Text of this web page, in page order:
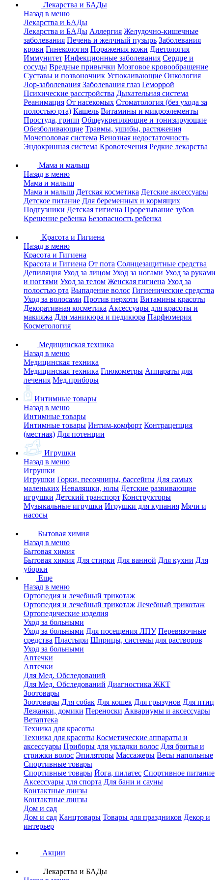
Лекарства и БАДы
Назад в меню
Лекарства и БАДы
Лекарства и БАДы Аллергия Желудочно-кишечные
заболевания Печень и желчный пузырь Заболевания
крови Гинекология Поражения кожи Диетология
Иммунитет Инфекционные заболевания Сердце и
сосуды Вредные привычки Мозговое кровообращение
Суставы и позвоночник Успокаивающие Онкология
Лор-заболевания Заболевания глаз Геморрой
Психические расстройства Дыхательная система
Реанимация От насекомых Стоматология (без ухода за
полостью рта) Кашель Витамины и микроэлементы
Простуда, грипп Общеукрепляющие и тонизирующие
Обезболивающие Травмы, ушибы, растяжения
Мочеполовая система Венозная недостаточность
Эндокринная система Кровотечения Редкие лекарства
Мама и малыш
Назад в меню
Мама и малыш
Мама и малыш Детская косметика Детские аксессуары
Детское питание Для беременных и кормящих
Подгузники Детская гигиена Прорезывание зубов
Крещение ребенка Безопасность ребенка
Красота и Гигиена
Назад в меню
Красота и Гигиена
Красота и Гигиена От пота Солнцезащитные средства
Депиляция Уход за лицом Уход за ногами Уход за руками
и ногтями Уход за телом Женская гигиена Уход за
полостью рта Выпадение волос Гигиенические средства
Уход за волосами Против перхоти Витамины красоты
Декоративная косметика Аксессуары для красоты и
макияжа Для маникюра и педикюра Парфюмерия
Косметология
Медицинская техника
Назад в меню
Медицинская техника
Медицинская техника Глюкометры Аппараты для
лечения Мед.приборы
Интимные товары
Назад в меню
Интимные товары
Интимные товары Интим-комфорт Контрацепция
(местная) Для потенции
Игрушки
Назад в меню
Игрушки
Игрушки Горки, песочницы, бассейны Для самых
маленьких Неваляшки, юлы Детские развивающие
игрушки Детский транспорт Конструкторы
Музыкальные игрушки Игрушки для купания Мячи и
насосы
Бытовая химия
Назад в меню
Бытовая химия
Бытовая химия Для стирки Для ванной Для кухни Для
уборки
Еще
Назад в меню
Ортопедия и лечебный трикотаж
Ортопедия и лечебный трикотаж Лечебный трикотаж
Ортопедические изделия
Уход за больными
Уход за больными Для посещения ЛПУ Перевязочные
средства Пластыри Шприцы, системы для растворов
Уход за больными
Аптечки
Аптечки
Для Мед. Обследований
Для Мед. Обследований Диагностика ЖКТ
Зоотовары
Зоотовары Для собак Для кошек Для грызунов Для птиц
Лежанки, домики Переноски Аквариумы и аксессуары
Ветаптека
Техника для красоты
Техника для красоты Косметические аппараты и
аксессуары Приборы для укладки волос Для бритья и
стрижки волос Эпиляторы Массажеры Весы напольные
Спортивные товары
Спортивные товары Йога, пилатес Спортивное питание
Аксессуары для спорта Для бани и сауны
Контактные линзы
Контактные линзы
Дом и сад
Дом и сад Канцтовары Товары для праздников Декор и
интерьер
Акции
Лекарства и БАДы